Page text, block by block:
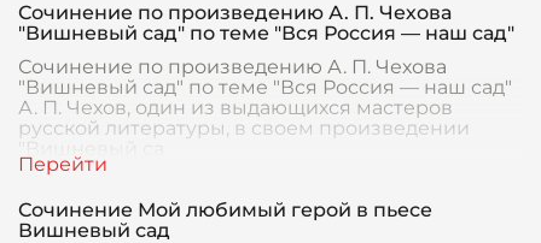
Сочинение по произведению А. П. Чехова
"Вишневый сад" по теме "Вся Россия — наш сад"
Сочинение по произведению А. П. Чехова
"Вишневый сад" по теме "Вся Россия — наш сад"
А. П. Чехов, один из выдающихся мастеров
русской литературы, в своем произведении
"Вишневый са
Сочинение Мой любимый герой в пьесе
Вишневый сад